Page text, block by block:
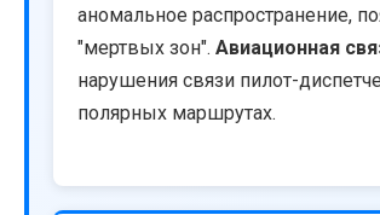
аномальное распространение,
"мертвых зон". Авиационная
нарушения связи пилот-
полярных маршрутах.